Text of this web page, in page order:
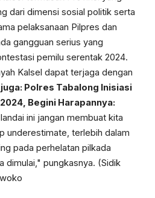
dari dimensi sosial politik serta
pelaksanaan Pilpres dan
gangguan serius yang
pemilu serentak 2024.
Kalsel dapat terjaga dengan
Polres Tabalong Inisiasi
Begini Harapannya:
ini jangan membuat kita
underestimate, terlebih dalam
pada perhelatan pilkada
dimulai," pungkasnya. (Sidik